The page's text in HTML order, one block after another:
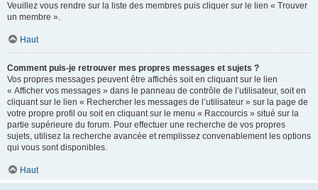
Veuillez vous rendre sur la liste des membres puis cliquer sur le lien « Trouver
un membre ».
Haut
Comment puis-je retrouver mes propres messages et sujets ?
Vos propres messages peuvent être affichés soit en cliquant sur le lien
« Afficher vos messages » dans le panneau de contrôle de l’utilisateur, soit en
cliquant sur le lien « Rechercher les messages de l’utilisateur » sur la page de
votre propre profil ou soit en cliquant sur le menu « Raccourcis » situé sur la
partie supérieure du forum. Pour effectuer une recherche de vos propres
sujets, utilisez la recherche avancée et remplissez convenablement les options
qui vous sont disponibles.
Haut